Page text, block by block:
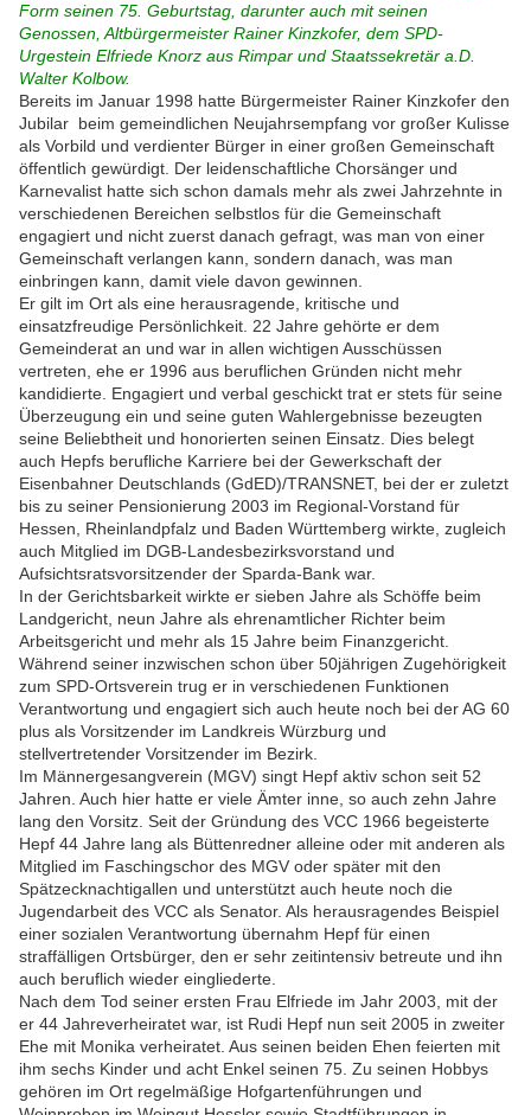
Form seinen 75. Geburtstag, darunter auch mit seinen
Genossen, Altbürgermeister Rainer Kinzkofer, dem SPD-
Urgestein Elfriede Knorz aus Rimpar und Staatssekretär a.D.
Walter Kolbow.
Bereits im Januar 1998 hatte Bürgermeister Rainer Kinzkofer den
Jubilar beim gemeindlichen Neujahrsempfang vor großer Kulisse
als Vorbild und verdienter Bürger in einer großen Gemeinschaft
öffentlich gewürdigt. Der leidenschaftliche Chorsänger und
Karnevalist hatte sich schon damals mehr als zwei Jahrzehnte in
verschiedenen Bereichen selbstlos für die Gemeinschaft
engagiert und nicht zuerst danach gefragt, was man von einer
Gemeinschaft verlangen kann, sondern danach, was man
einbringen kann, damit viele davon gewinnen.
Er gilt im Ort als eine herausragende, kritische und
einsatzfreudige Persönlichkeit. 22 Jahre gehörte er dem
Gemeinderat an und war in allen wichtigen Ausschüssen
vertreten, ehe er 1996 aus beruflichen Gründen nicht mehr
kandidierte. Engagiert und verbal geschickt trat er stets für seine
Überzeugung ein und seine guten Wahlergebnisse bezeugten
seine Beliebtheit und honorierten seinen Einsatz. Dies belegt
auch Hepfs berufliche Karriere bei der Gewerkschaft der
Eisenbahner Deutschlands (GdED)/TRANSNET, bei der er zuletzt
bis zu seiner Pensionierung 2003 im Regional-Vorstand für
Hessen, Rheinlandpfalz und Baden Württemberg wirkte, zugleich
auch Mitglied im DGB-Landesbezirksvorstand und
Aufsichtsratsvorsitzender der Sparda-Bank war.
In der Gerichtsbarkeit wirkte er sieben Jahre als Schöffe beim
Landgericht, neun Jahre als ehrenamtlicher Richter beim
Arbeitsgericht und mehr als 15 Jahre beim Finanzgericht.
Während seiner inzwischen schon über 50jährigen Zugehörigkeit
zum SPD-Ortsverein trug er in verschiedenen Funktionen
Verantwortung und engagiert sich auch heute noch bei der AG 60
plus als Vorsitzender im Landkreis Würzburg und
stellvertretender Vorsitzender im Bezirk.
Im Männergesangverein (MGV) singt Hepf aktiv schon seit 52
Jahren. Auch hier hatte er viele Ämter inne, so auch zehn Jahre
lang den Vorsitz. Seit der Gründung des VCC 1966 begeisterte
Hepf 44 Jahre lang als Büttenredner alleine oder mit anderen als
Mitglied im Faschingschor des MGV oder später mit den
Spätzecknachtigallen und unterstützt auch heute noch die
Jugendarbeit des VCC als Senator. Als herausragendes Beispiel
einer sozialen Verantwortung übernahm Hepf für einen
straffälligen Ortsbürger, den er sehr zeitintensiv betreute und ihn
auch beruflich wieder eingliederte.
Nach dem Tod seiner ersten Frau Elfriede im Jahr 2003, mit der
er 44 Jahreverheiratet war, ist Rudi Hepf nun seit 2005 in zweiter
Ehe mit Monika verheiratet. Aus seinen beiden Ehen feierten mit
ihm sechs Kinder und acht Enkel seinen 75. Zu seinen Hobbys
gehören im Ort regelmäßige Hofgartenführungen und